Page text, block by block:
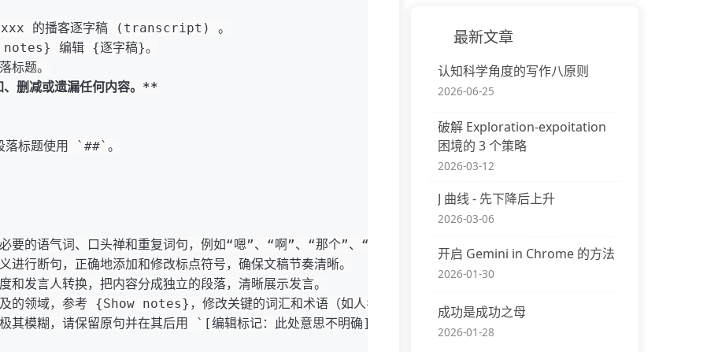
xxx 的播客逐字稿 (transcript) 。
编辑 {逐字稿}。
题。
删减或遗漏任何内容。**
落标题使用 `##` 。
要的语气词、口头禅和重复词句，例如“嗯”、“啊”、“那个”、“这个”、“对吧”、“然后” 等。
进行断句，正确地添加和修改标点符号，确保文稿节奏清晰。
和发言人转换，把内容分成独立的段落，清晰展示发言。
的领域，参考 {Show notes}，修改关键的词汇和术语（如人名、书名、概念），确保内容正确性和严谨性。
其模糊，请保留原句并在其后用 `[编辑标记：此处意思不明确]`
最新文章
认知科学角度的写作八原则
2026-06-25
破解 Exploration-expoitation
困境的 3 个策略
2026-03-12
J 曲线 - 先下降后上升
2026-03-06
开启 Gemini in Chrome 的方法
2026-01-30
成功是成功之母
2026-01-28